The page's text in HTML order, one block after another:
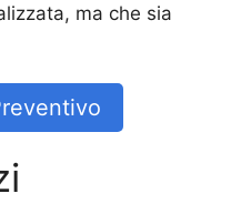
ma che sia